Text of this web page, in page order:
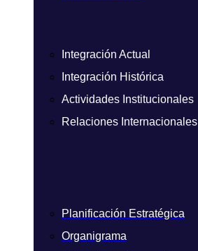
Integración Actual
Integración Histórica
Actividades Institucionales
Relaciones Internacionales
Planificación Estratégica
Organigrama